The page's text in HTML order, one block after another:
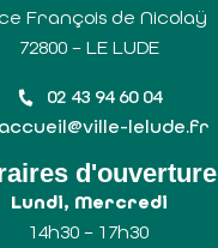
François de Nicolaÿ
72800 – LE LUDE
02 43 94 60 04
accueil@ville-lelude.fr
d'ouverture
Lundi, Mercredi
14h30 – 17h30